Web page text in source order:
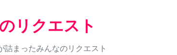
リクエスト
詰まったみんなのリクエスト